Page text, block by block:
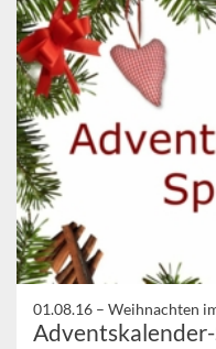
01.08.16 – Weihnachten